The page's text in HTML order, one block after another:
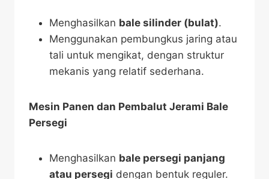
Menghasilkan bale silinder (bulat).
Menggunakan pembungkus jaring atau
tali untuk mengikat, dengan struktur
mekanis yang relatif sederhana.
Mesin Panen dan Pembalut Jerami Bale
Persegi
Menghasilkan bale persegi panjang
atau persegi dengan bentuk reguler.